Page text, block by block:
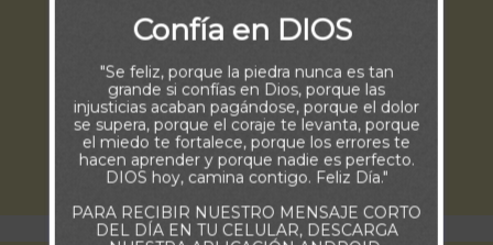
Confía en DIOS
"Se feliz, porque la piedra nunca es tan
grande si confías en Dios, porque las
injusticias acaban pagándose, porque el dolor
se supera, porque el coraje te levanta, porque
el miedo te fortalece, porque los errores te
hacen aprender y porque nadie es perfecto.
DIOS hoy, camina contigo. Feliz Día."
PARA RECIBIR NUESTRO MENSAJE CORTO
DEL DÍA EN TU CELULAR, DESCARGA